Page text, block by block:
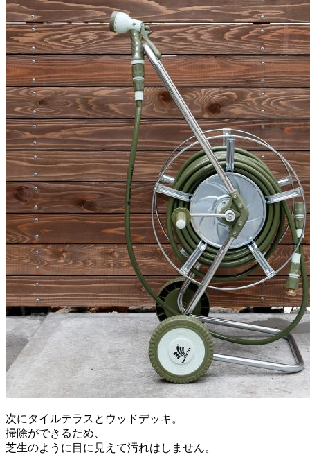
次にタイルテラスとウッドデッキ。
掃除ができるため、
芝生のように目に見えて汚れはしません。